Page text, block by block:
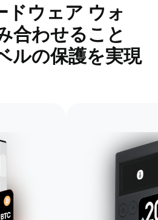
ドウェア ウォ
合わせること
ルの保護を実現